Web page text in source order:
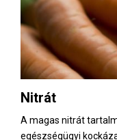
Nitrát
A magas nitrát
egészségügyi